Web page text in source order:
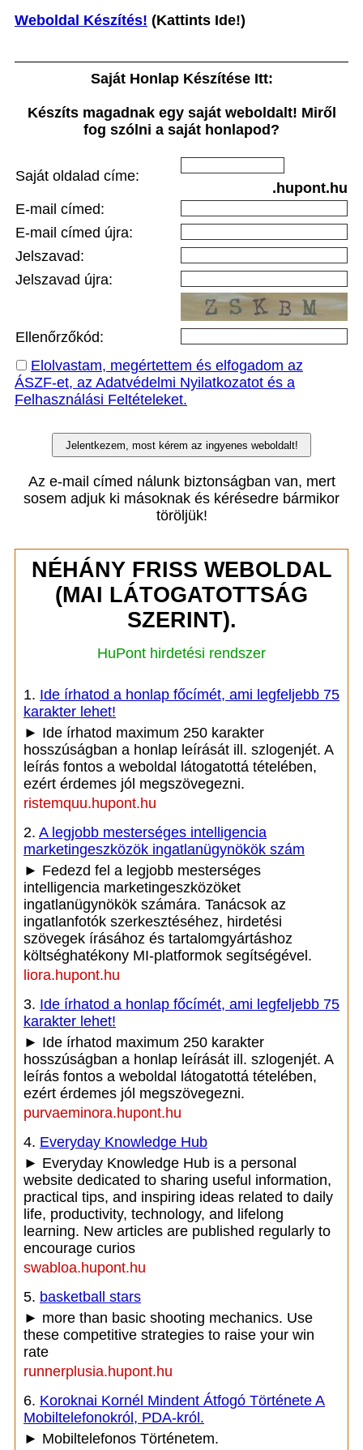
Weboldal Készítés! (Kattints Ide!)
Saját Honlap Készítése Itt:
Készíts magadnak egy saját weboldalt! Miről
fog szólni a saját honlapod?
Saját oldalad címe:
.hupont.hu
E-mail címed:
E-mail címed újra:
Jelszavad:
Jelszavad újra:
Ellenőrzőkód:
Elolvastam, megértettem és elfogadom az
ÁSZF-et, az Adatvédelmi Nyilatkozatot és a
Felhasználási Feltételeket.
Az e-mail címed nálunk biztonságban van, mert
sosem adjuk ki másoknak és kérésedre bármikor
töröljük!
NÉHÁNY FRISS WEBOLDAL
(MAI LÁTOGATOTTSÁG
SZERINT).
HuPont hirdetési rendszer
1. Ide írhatod a honlap főcímét, ami legfeljebb 75
karakter lehet!
► Ide írhatod maximum 250 karakter
hosszúságban a honlap leírását ill. szlogenjét. A
leírás fontos a weboldal látogatottá tételében,
ezért érdemes jól megszövegezni.
ristemquu.hupont.hu
2. A legjobb mesterséges intelligencia
marketingeszközök ingatlanügynökök szám
► Fedezd fel a legjobb mesterséges
intelligencia marketingeszközöket
ingatlanügynökök számára. Tanácsok az
ingatlanfotók szerkesztéséhez, hirdetési
szövegek írásához és tartalomgyártáshoz
költséghatékony MI-platformok segítségével.
liora.hupont.hu
3. Ide írhatod a honlap főcímét, ami legfeljebb 75
karakter lehet!
► Ide írhatod maximum 250 karakter
hosszúságban a honlap leírását ill. szlogenjét. A
leírás fontos a weboldal látogatottá tételében,
ezért érdemes jól megszövegezni.
purvaeminora.hupont.hu
4. Everyday Knowledge Hub
► Everyday Knowledge Hub is a personal
website dedicated to sharing useful information,
practical tips, and inspiring ideas related to daily
life, productivity, technology, and lifelong
learning. New articles are published regularly to
encourage curios
swabloa.hupont.hu
5. basketball stars
► more than basic shooting mechanics. Use
these competitive strategies to raise your win
rate
runnerplusia.hupont.hu
6. Koroknai Kornél Mindent Átfogó Története A
Mobiltelefonokról, PDA-król.
► Mobiltelefonos Történetem.